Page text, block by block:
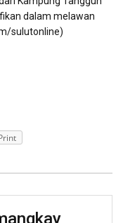
dalam melawan
sulutonline)